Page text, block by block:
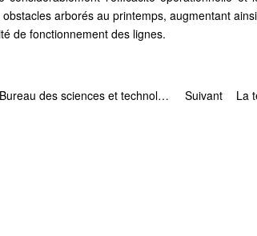
arborés au printemps, augmentant
de fonctionnement des lignes.
Des responsables du Bureau des sciences et technologies de la ville de Hefei inspectent la base Sichuan Red Shore Suivant